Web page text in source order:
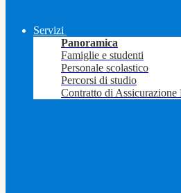
Servizi
Panoramica
Famiglie e studenti
Personale scolastico
Percorsi di studio
Contratto di Assicurazione